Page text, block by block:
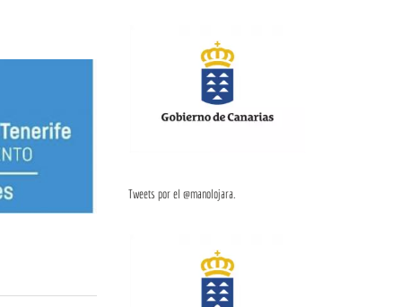
Tweets por el @manolojara.